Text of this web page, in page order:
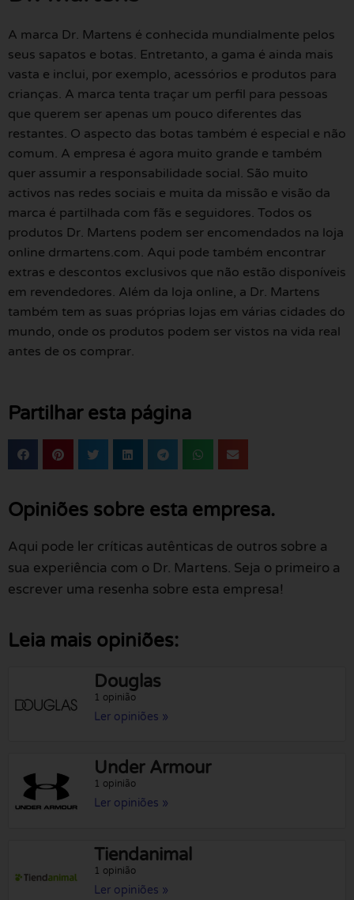
A marca Dr. Martens é conhecida mundialmente pelos
seus sapatos e botas. Entretanto, a gama é ainda mais
vasta e inclui, por exemplo, acessórios e produtos para
crianças. A marca tenta traçar um perfil para pessoas
que querem ser apenas um pouco diferentes das
restantes. O aspecto das botas também é especial e não
comum. A empresa é agora muito grande e também
quer assumir a responsabilidade social. São muito
activos nas redes sociais e muita da missão e visão da
marca é partilhada com fãs e seguidores. Todos os
produtos Dr. Martens podem ser encomendados na loja
online drmartens.com. Aqui pode também encontrar
extras e descontos exclusivos que não estão disponíveis
em revendedores. Além da loja online, a Dr. Martens
também tem as suas próprias lojas em várias cidades do
mundo, onde os produtos podem ser vistos na vida real
antes de os comprar.
Partilhar esta página
Opiniões sobre esta empresa.
Aqui pode ler críticas autênticas de outros sobre a
sua experiência com o Dr. Martens. Seja o primeiro a
escrever uma resenha sobre esta empresa!
Leia mais opiniões:
Douglas
1 opinião
Ler opiniões »
Under Armour
1 opinião
Ler opiniões »
Tiendanimal
1 opinião
Ler opiniões »